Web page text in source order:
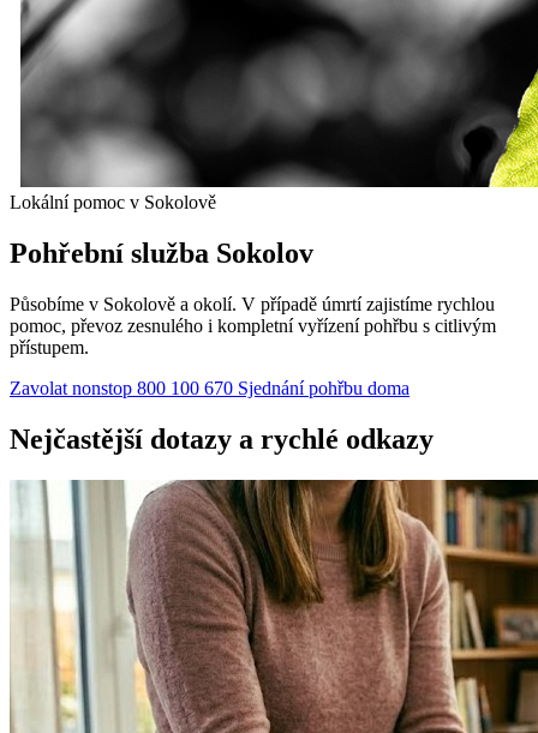
Lokální pomoc v Sokolově
Pohřební služba Sokolov
Působíme v Sokolově a okolí. V případě úmrtí zajistíme rychlou
pomoc, převoz zesnulého i kompletní vyřízení pohřbu s citlivým
přístupem.
Zavolat nonstop 800 100 670 Sjednání pohřbu doma
Nejčastější dotazy a rychlé odkazy